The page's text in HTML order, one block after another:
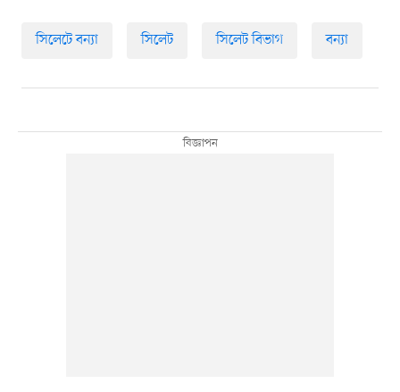
সিলেটে বন্যা সিলেট সিলেট বিভাগ বন্যা